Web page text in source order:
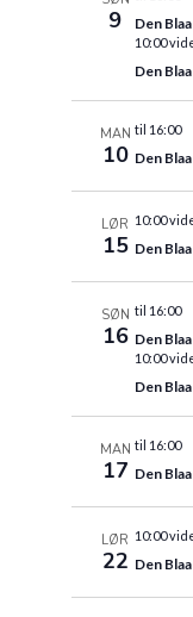
9 Den
10:00
Den
MAN
10
til 16:00
Den
LØR
15
10:00
Den
SØN
16
til 16:00
Den
10:00
Den
MAN
17
til 16:00
Den
LØR
22
10:00
Den